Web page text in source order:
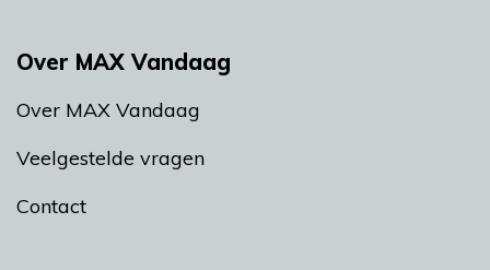
Over MAX Vandaag
Over MAX Vandaag
Veelgestelde vragen
Contact